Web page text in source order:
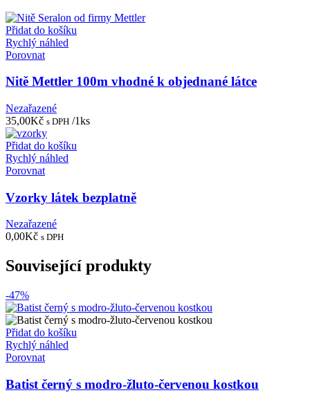
Přidat do košíku
Rychlý náhled
Porovnat
Nitě Mettler 100m vhodné k objednané látce
Nezařazené
35,00Kč s DPH /1ks
Přidat do košíku
Rychlý náhled
Porovnat
Vzorky látek bezplatně
Nezařazené
0,00Kč s DPH
Související produkty
-47%
Přidat do košíku
Rychlý náhled
Porovnat
Batist černý s modro-žluto-červenou kostkou